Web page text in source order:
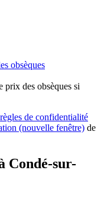
obsèques
prix des obsèques si
règles de confidentialité
(nouvelle fenêtre) de
Condé-sur-